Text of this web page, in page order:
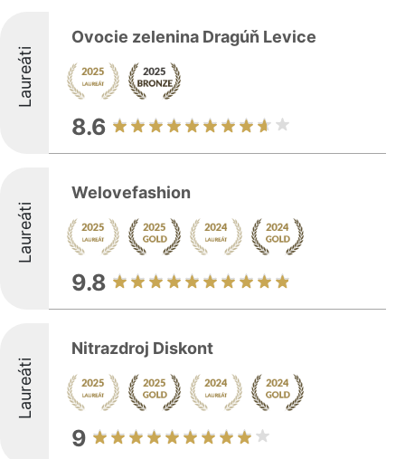
Laureáti
Ovocie zelenina Dragúň Levice
8.6
Laureáti
Welovefashion
9.8
Laureáti
Nitrazdroj Diskont
9